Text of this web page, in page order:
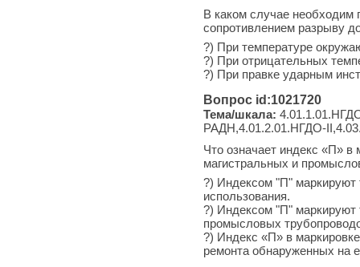
В каком случае необходим
сопротивлением разрыву
?) При температуре
?) При отрицательных
?) При правке ударным
Вопрос id:1021720
Тема/шкала:
РАДН,4.01.2.01.НГДО-
Что означает индекс «П»
магистральных и
?) Индексом "П" маркируют
использования.
?) Индексом "П" маркируют
промысловых
?) Индекс «П» в
ремонта обнаруженных на